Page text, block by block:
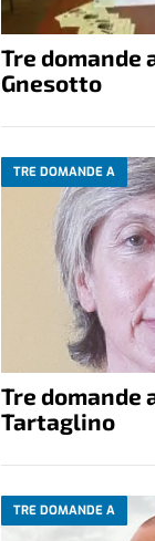
Tre domande
Gnesotto
TRE DOMANDE A
Tre domande
Tartaglino
TRE DOMANDE A